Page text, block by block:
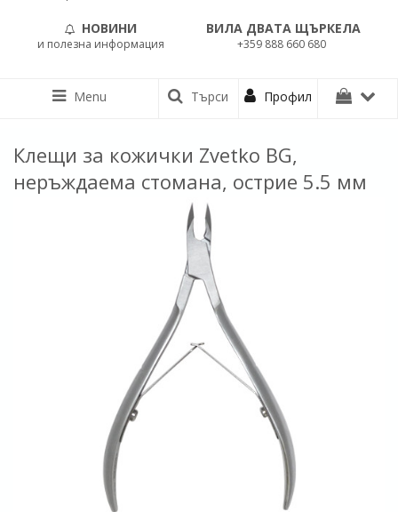
НОВИНИ
и полезна информация
ВИЛА ДВАТА ЩЪРКЕЛА
+359 888 660 680
Menu Търси Профил
Клещи за кожички Zvetko BG,
неръждаема стомана, острие 5.5 мм